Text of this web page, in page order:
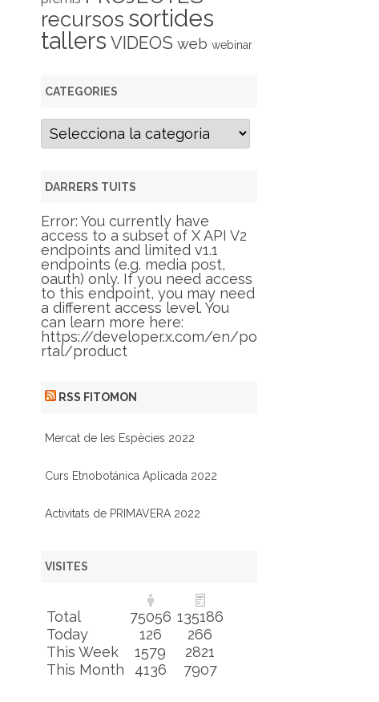
recursos sortides
tallers VIDEOS web webinar
CATEGORIES
C
g
r
i
e
s
DARRERS TUITS
Error: You currently have
access to a subset of X API V2
endpoints and limited v1.1
endpoints (e.g. media post,
oauth) only. If you need access
to this endpoint, you may need
a different access level. You
can learn more here:
https://developer.x.com/en/po
rtal/product
RSS FITOMON
Mercat de les Espècies 2022
Curs Etnobotánica Aplicada 2022
Activitats de PRIMAVERA 2022
VISITES
Total 75056 135186
Today
126
266
This Week
1579
2821
This Month
4136 7907